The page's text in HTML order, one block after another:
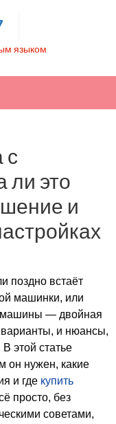
языком
с
ли это
и
поздно встаёт
машинки, или
машины — двойная
и нюансы,
этой статье
он нужен, какие
и где купить
просто, без
советами,